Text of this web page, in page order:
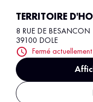
TERRITOIRE
8 RUE DE BESANCON
39100 DOLE
Fermé actuellement